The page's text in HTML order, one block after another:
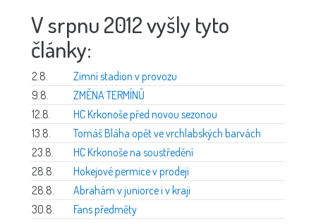
V srpnu 2012 vyšly tyto
články:
2.8.
Zimní stadion v provozu
9.8.
ZMĚNA TERMÍNŮ
12.8.
HC Krkonoše před novou sezonou
13.8.
Tomáš Bláha opět ve vrchlabských barvách
23.8.
HC Krkonoše na soustředění
28.8.
Hokejové permice v prodeji
28.8.
Abrahám v juniorce i v kraji
30.8.
Fans předměty